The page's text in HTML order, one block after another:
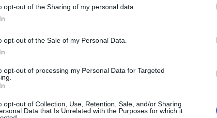
opt-out of the Sharing of my personal data.
opt-out of the Sale of my Personal Data.
opt-out of processing my Personal Data for Targeted
opt-out of Collection, Use, Retention, Sale, and/or Sharing
Data that Is Unrelated with the Purposes for which it
κλήθηκαν να ψηφίσουν
, που ισχύει από τον περασμένο Ιούλιο,
και εκδηλώσεις των πολιτών κάτι που
για τα κόμματα της αντιπολίτευσης πλην
το «ναι».
μικρή διαφορά., ενώ οι τελευταίες
το φως της δημοσιότητας, παρουσιάζουν